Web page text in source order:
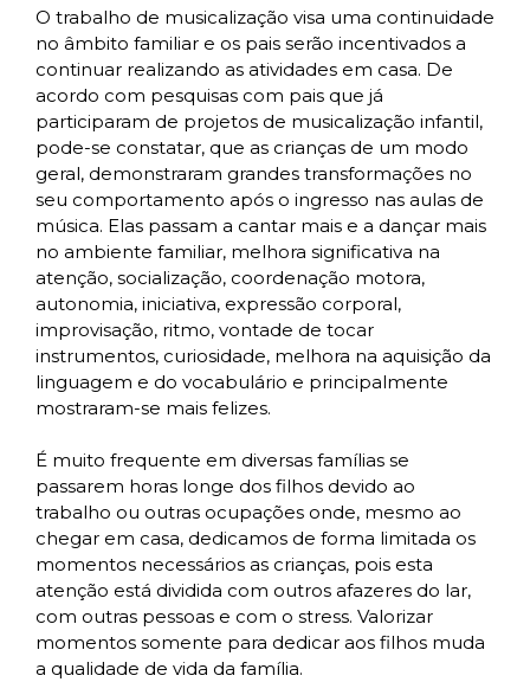
O trabalho de musicalização visa uma continuidade
no âmbito familiar e os pais serão incentivados a
continuar realizando as atividades em casa. De
acordo com pesquisas com pais que já
participaram de projetos de musicalização infantil,
pode-se constatar, que as crianças de um modo
geral, demonstraram grandes transformações no
seu comportamento após o ingresso nas aulas de
música. Elas passam a cantar mais e a dançar mais
no ambiente familiar, melhora significativa na
atenção, socialização, coordenação motora,
autonomia, iniciativa, expressão corporal,
improvisação, ritmo, vontade de tocar
instrumentos, curiosidade, melhora na aquisição da
linguagem e do vocabulário e principalmente
mostraram-se mais felizes.
É muito frequente em diversas famílias se
passarem horas longe dos filhos devido ao
trabalho ou outras ocupações onde, mesmo ao
chegar em casa, dedicamos de forma limitada os
momentos necessários as crianças, pois esta
atenção está dividida com outros afazeres do lar,
com outras pessoas e com o stress. Valorizar
momentos somente para dedicar aos filhos muda
a qualidade de vida da família.